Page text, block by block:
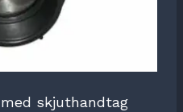
skjuthandtag